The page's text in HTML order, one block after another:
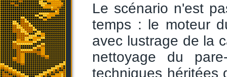
Le scénario n'est
temps : le moteur
avec lustrage de la
nettoyage du
techniques héritées